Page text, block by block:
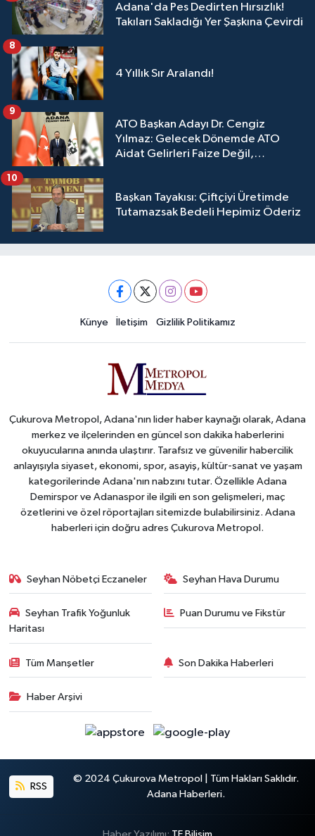
Adana'da Pes Dedirten Hırsızlık!
Takıları Sakladığı Yer Şaşkına Çevirdi
4 Yıllık Sır Aralandı!
8
ATO Başkan Adayı Dr. Cengiz
Yılmaz: Gelecek Dönemde ATO
Aidat Gelirleri Faize Değil,
9
Başkan Tayakısı: Çiftçiyi Üretimde
Tutamazsak Bedeli Hepimiz Öderiz
10
Künye İletişim Gizlilik Politikamız
Çukurova Metropol, Adana'nın lider haber kaynağı olarak, Adana
merkez ve ilçelerinden en güncel son dakika haberlerini
okuyucularına anında ulaştırır. Tarafsız ve güvenilir habercilik
anlayışıyla siyaset, ekonomi, spor, asayiş, kültür-sanat ve yaşam
kategorilerinde Adana'nın nabzını tutar. Özellikle Adana
Demirspor ve Adanaspor ile ilgili en son gelişmeleri, maç
özetlerini ve özel röportajları sitemizde bulabilirsiniz. Adana
haberleri için doğru adres Çukurova Metropol.
Seyhan Nöbetçi Eczaneler Seyhan Hava Durumu
Seyhan Trafik Yoğunluk
Haritası
Puan Durumu ve Fikstür
Tüm Manşetler Son Dakika Haberleri
Haber Arşivi
RSS
© 2024 Çukurova Metropol | Tüm Hakları Saklıdır.
Adana Haberleri.